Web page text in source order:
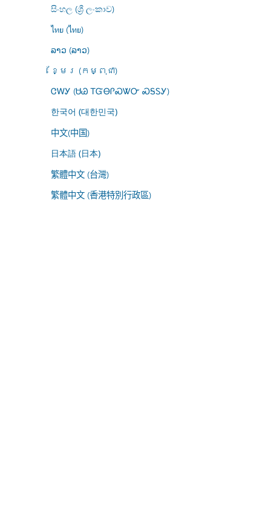
සිංහල (ශ්‍රී ලංකාව)
ไทย (ไทย)
ລາວ (ລາວ)
ខ្មែរ (កម្ពុជា)
ᏣᎳᎩ (ᏌᏊ ᎢᏳᎾᎵᏍᏔᏅ ᏍᎦᏚᎩ)
한국어 (대한민국)
中文(中国)
日本語 (日本)
繁體中文 (台灣)
繁體中文 (香港特別行政區)